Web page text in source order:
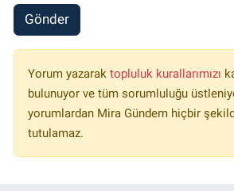
Gönder
Yorum yazarak topluluk kurallarımızı
bulunuyor ve tüm sorumluluğu
yorumlardan Mira Gündem hiçbir
tutulamaz.